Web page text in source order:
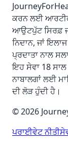
ਕਰਨ ਲਈ
ਆਉਟਪੁੱਟ ਸਿਰਫ਼
ਨਿਦਾਨ, ਜਾਂ
ਪ੍ਰਦਾਤਾ ਨਾਲ
ਇਹ ਸੇਵਾ 18
ਨਾਬਾਲਗਾਂ ਲਈ
ਦੀ ਲੋੜ ਹੁੰਦੀ ਹੈ।
© 2026
ਪਰਾਈਵੇਟ ਨੀਤੀ